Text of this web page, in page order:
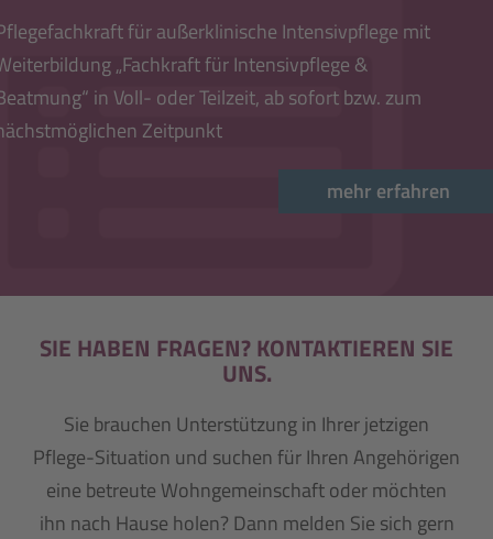
für außerklinische Intensivpflege mit
„Fachkraft für Intensivpflege &
in Voll- oder Teilzeit, ab sofort bzw. zum
Zeitpunkt
mehr erfahren
SIE HABEN FRAGEN? KONTAKTIEREN SIE
UNS.
Sie brauchen Unterstützung in Ihrer jetzigen
Pflege-Situation und suchen für Ihren Angehörigen
eine betreute Wohngemeinschaft oder möchten
ihn nach Hause holen? Dann melden Sie sich gern